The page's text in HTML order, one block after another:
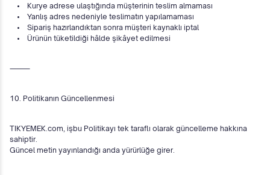
• Kurye adrese ulaştığında müşterinin teslim almaması
• Yanlış adres nedeniyle teslimatın yapılamaması
• Sipariş hazırlandıktan sonra müşteri kaynaklı iptal
• Ürünün tüketildiği hâlde şikâyet edilmesi
⸻
10. Politikanın Güncellenmesi
TIKYEMEK.com, işbu Politikayı tek taraflı olarak güncelleme hakkına
sahiptir.
Güncel metin yayınlandığı anda yürürlüğe girer.